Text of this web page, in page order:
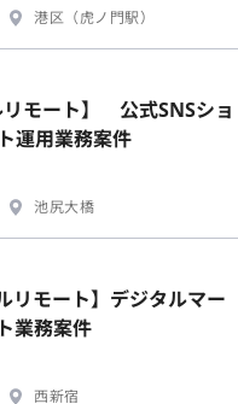
港区（虎ノ門駅）
リモート】 公式SNSショ
運用業務案件
池尻大橋
リモート】デジタルマー
業務案件
西新宿